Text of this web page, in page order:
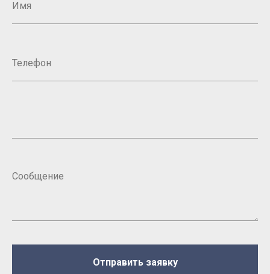
Отправить заявку